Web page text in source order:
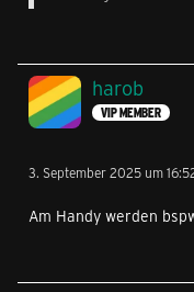
harob
VIP MEMBER
3. September 2025 um
Am Handy werden